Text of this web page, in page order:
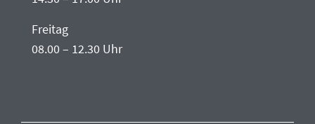
Freitag
08.00 – 12.30 Uhr